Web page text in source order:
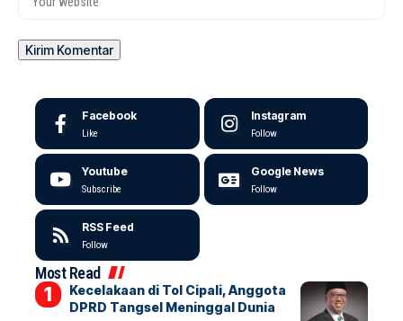
Facebook
Like
Instagram
Follow
Youtube
Subscribe
Google News
Follow
RSS Feed
Follow
Most Read
Kecelakaan di Tol Cipali, Anggota
DPRD Tangsel Meninggal Dunia